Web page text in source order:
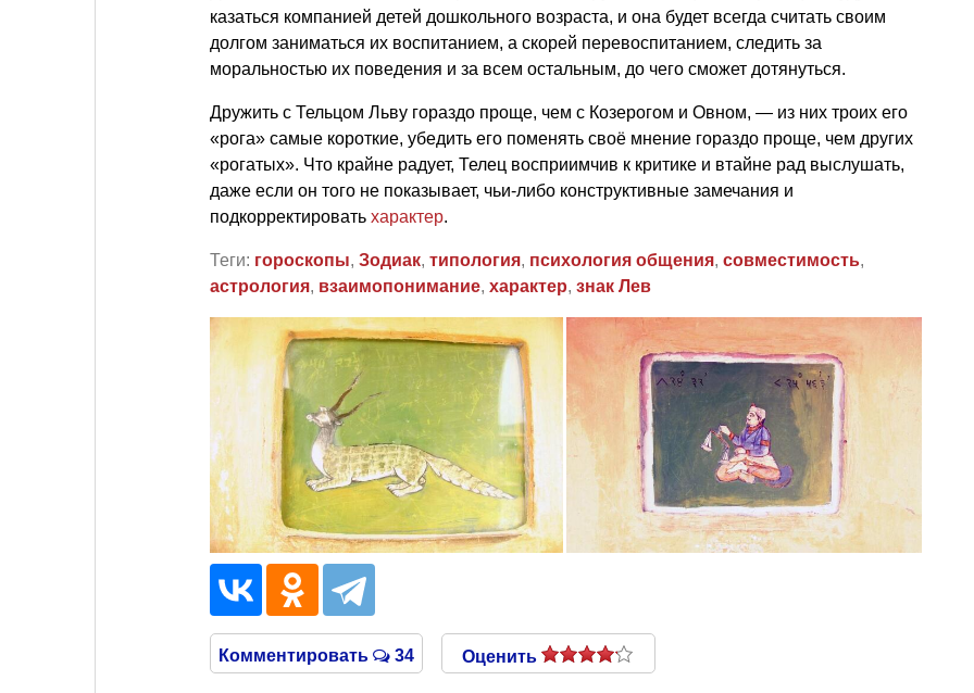
казаться компанией детей дошкольного возраста, и она будет всегда считать своим
долгом заниматься их воспитанием, а скорей перевоспитанием, следить за
моральностью их поведения и за всем остальным, до чего сможет дотянуться.
Дружить с Тельцом Льву гораздо проще, чем с Козерогом и Овном, — из них троих его
«рога» самые короткие, убедить его поменять своё мнение гораздо проще, чем других
«рогатых». Что крайне радует, Телец восприимчив к критике и втайне рад выслушать,
даже если он того не показывает, чьи-либо конструктивные замечания и
подкорректировать характер.
Теги: гороскопы, Зодиак, типология, психология общения, совместимость,
астрология, взаимопонимание, характер, знак Лев
Комментировать 34 Оценить